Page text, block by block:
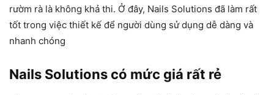
rườm rà là không khả thi. Ở đây, Nails Solutions đã làm rất
tốt trong việc thiết kế để người dùng sử dụng dễ dàng và
nhanh chóng
Nails Solutions có mức giá rất rẻ